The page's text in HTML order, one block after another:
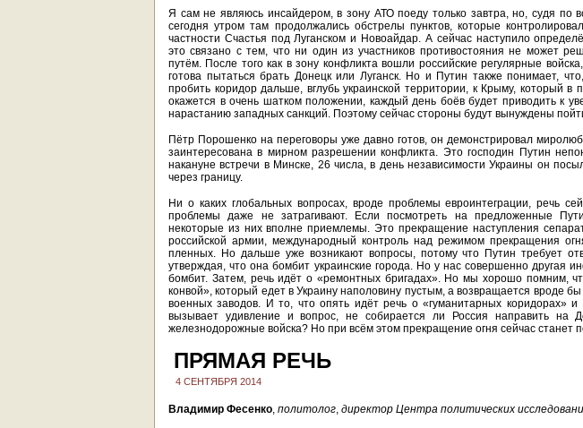
Я сам не являюсь инсайдером, в зону АТО поеду только завтра, но, судя по
сегодня утром там продолжались обстрелы пунктов, которые
частности Счастья под Луганском и Новоайдар. А сейчас наступило
это связано с тем, что ни один из участников противостояния не может
путём. После того как в зону конфликта вошли российские регулярные
готова пытаться брать Донецк или Луганск. Но и Путин также понимает,
пробить коридор дальше, вглубь украинской территории, к Крыму, который в
окажется в очень шатком положении, каждый день боёв будет приводить к
нарастанию западных санкций. Поэтому сейчас стороны будут вынуждены
Пётр Порошенко на переговоры уже давно готов, он демонстрировал
заинтересована в мирном разрешении конфликта. Это господин Путин
накануне встречи в Минске, 26 числа, в день независимости Украины он
через границу.
Ни о каких глобальных вопросах, вроде проблемы евроинтеграции, речь
проблемы даже не затрагивают. Если посмотреть на предложенные
некоторые из них вполне приемлемы. Это прекращение наступления
российской армии, международный контроль над режимом прекращения
пленных. Но дальше уже возникают вопросы, потому что Путин требует
утверждая, что она бомбит украинские города. Но у нас совершенно другая
бомбит. Затем, речь идёт о «ремонтных бригадах». Но мы хорошо помним,
конвой», который едет в Украину наполовину пустым, а возвращается вроде бы
военных заводов. И то, что опять идёт речь о «гуманитарных коридорах» и
вызывает удивление и вопрос, не собирается ли Россия направить на
железнодорожные войска? Но при всём этом прекращение огня сейчас станет
ПРЯМАЯ РЕЧЬ
4 СЕНТЯБРЯ 2014
Владимир Фесенко, политолог, директор Центра политических